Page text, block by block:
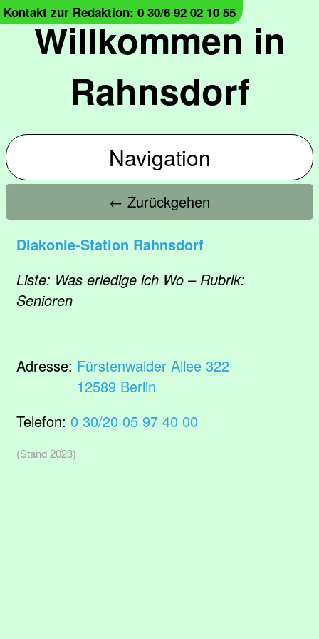
Willkommen in
Rahnsdorf
Kontakt zur Redaktion: 0 30/6 92 02 10 55
Navigation
← Zurückgehen
Diakonie-Station Rahnsdorf
Liste: Was erledige ich Wo – Rubrik:
Senioren
Adresse: Fürstenwalder Allee 322
12589 Berlin
Telefon: 0 30/20 05 97 40 00
(Stand 2023)